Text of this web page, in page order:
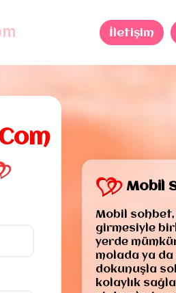
İletişim
Mobil
Mobil
girmesiyle
yerde
molada ya
dokunuşla
kolaylık